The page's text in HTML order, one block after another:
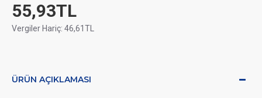
55,93TL
Vergiler Hariç: 46,61TL
ÜRÜN AÇIKLAMASI